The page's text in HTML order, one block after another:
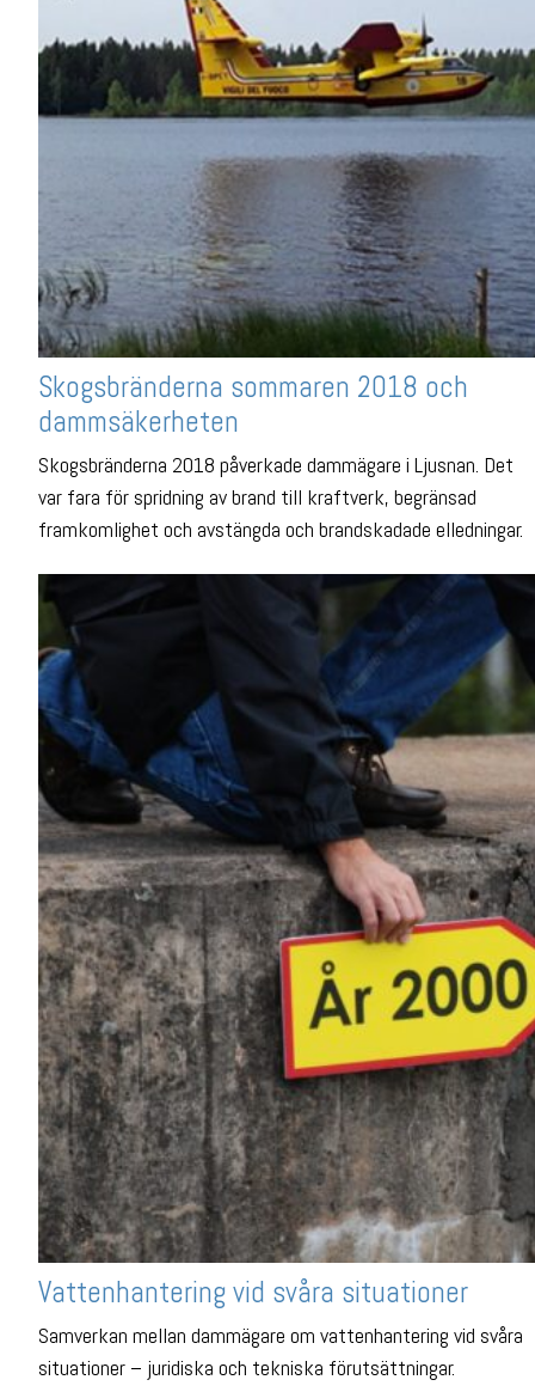
Skogsbränderna sommaren 2018 och
dammsäkerheten
Skogsbränderna 2018 påverkade dammägare i Ljusnan. Det
var fara för spridning av brand till kraftverk, begränsad
framkomlighet och avstängda och brandskadade elledningar.
Vattenhantering vid svåra situationer
Samverkan mellan dammägare om vattenhantering vid svåra
situationer – juridiska och tekniska förutsättningar.